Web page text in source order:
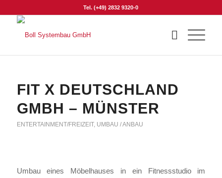
Tel. (+49) 2832 9320-0
FIT X DEUTSCHLAND
GMBH – MÜNSTER
ENTERTAINMENT/FREIZEIT, UMBAU / ANBAU
Umbau eines Möbelhauses in ein Fitnessstudio im